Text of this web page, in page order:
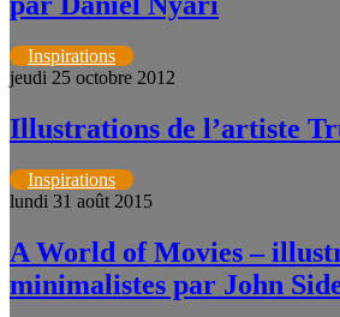
Inspirations
jeudi 25 octobre 2012
Illustrations de l’artiste
Inspirations
lundi 31 août 2015
A World of Movies –
minimalistes par John